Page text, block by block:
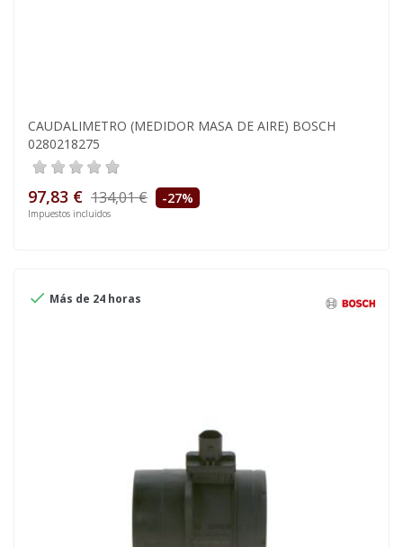
CAUDALIMETRO (MEDIDOR MASA DE AIRE) BOSCH
0280218275
97,83 € 134,01 € -27%
Impuestos incluidos
 Más de 24 horas